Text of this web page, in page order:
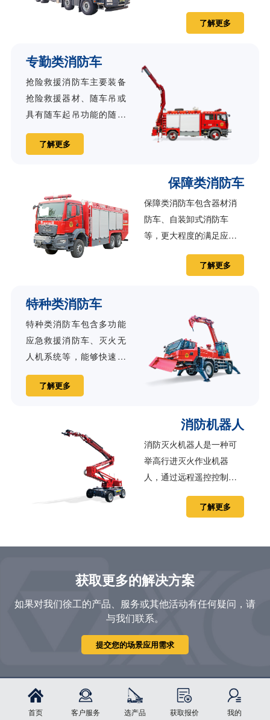
首页 客户服务 选产品 获取报价 我的
备消防泵、水罐，以水为
主要灭火剂的消防车。该
举高消防车成套配备，耦
合作业，满足城市建筑、
工厂、居民住宅及商场等
建筑的消防灭火作战需
求。
了解更多
专勤类消防车
抢险救援消防车主要装备
抢险救援器材、随车吊或
具有随车起吊功能的随车
叉车、绞盘和照明系统，
用于处置灾害现场抢险救
了解更多
保障类消防车
保障类消防车包含器材消
防车、自装卸式消防车
等，更大程度的满足应急
救援任务的需求。
了解更多
特种类消防车
特种类消防车包含多功能
应急救援消防车、灭火无
人机系统等，能够快速应
对多种救援工况，适应于
地震、塌方、泥石流、森
了解更多
消防机器人
消防灭火机器人是一种可
举高行进灭火作业机器
人，通过远程遥控控制机
器人驶向火场、举升臂
架、喷射灭火等消防作
老旧小区、仓储厂房、特
高压变电站、石油化工等
救援人员无法近距离扑救
的高风险火灾救援。
了解更多
获取更多的解决方案
如果对我们徐工的产品、服务或其他活动有任何疑问，请
与我们联系。
提交您的场景应用需求